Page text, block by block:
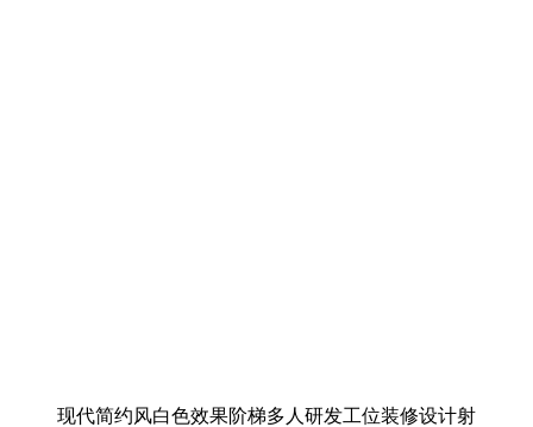
现代简约风白色效果阶梯多人研发工位装修设计射